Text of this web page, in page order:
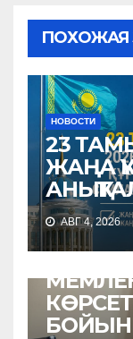
ПОХОЖАЯ
НОВОСТИ
23
ЖАҢА
АВГ 4, 2026